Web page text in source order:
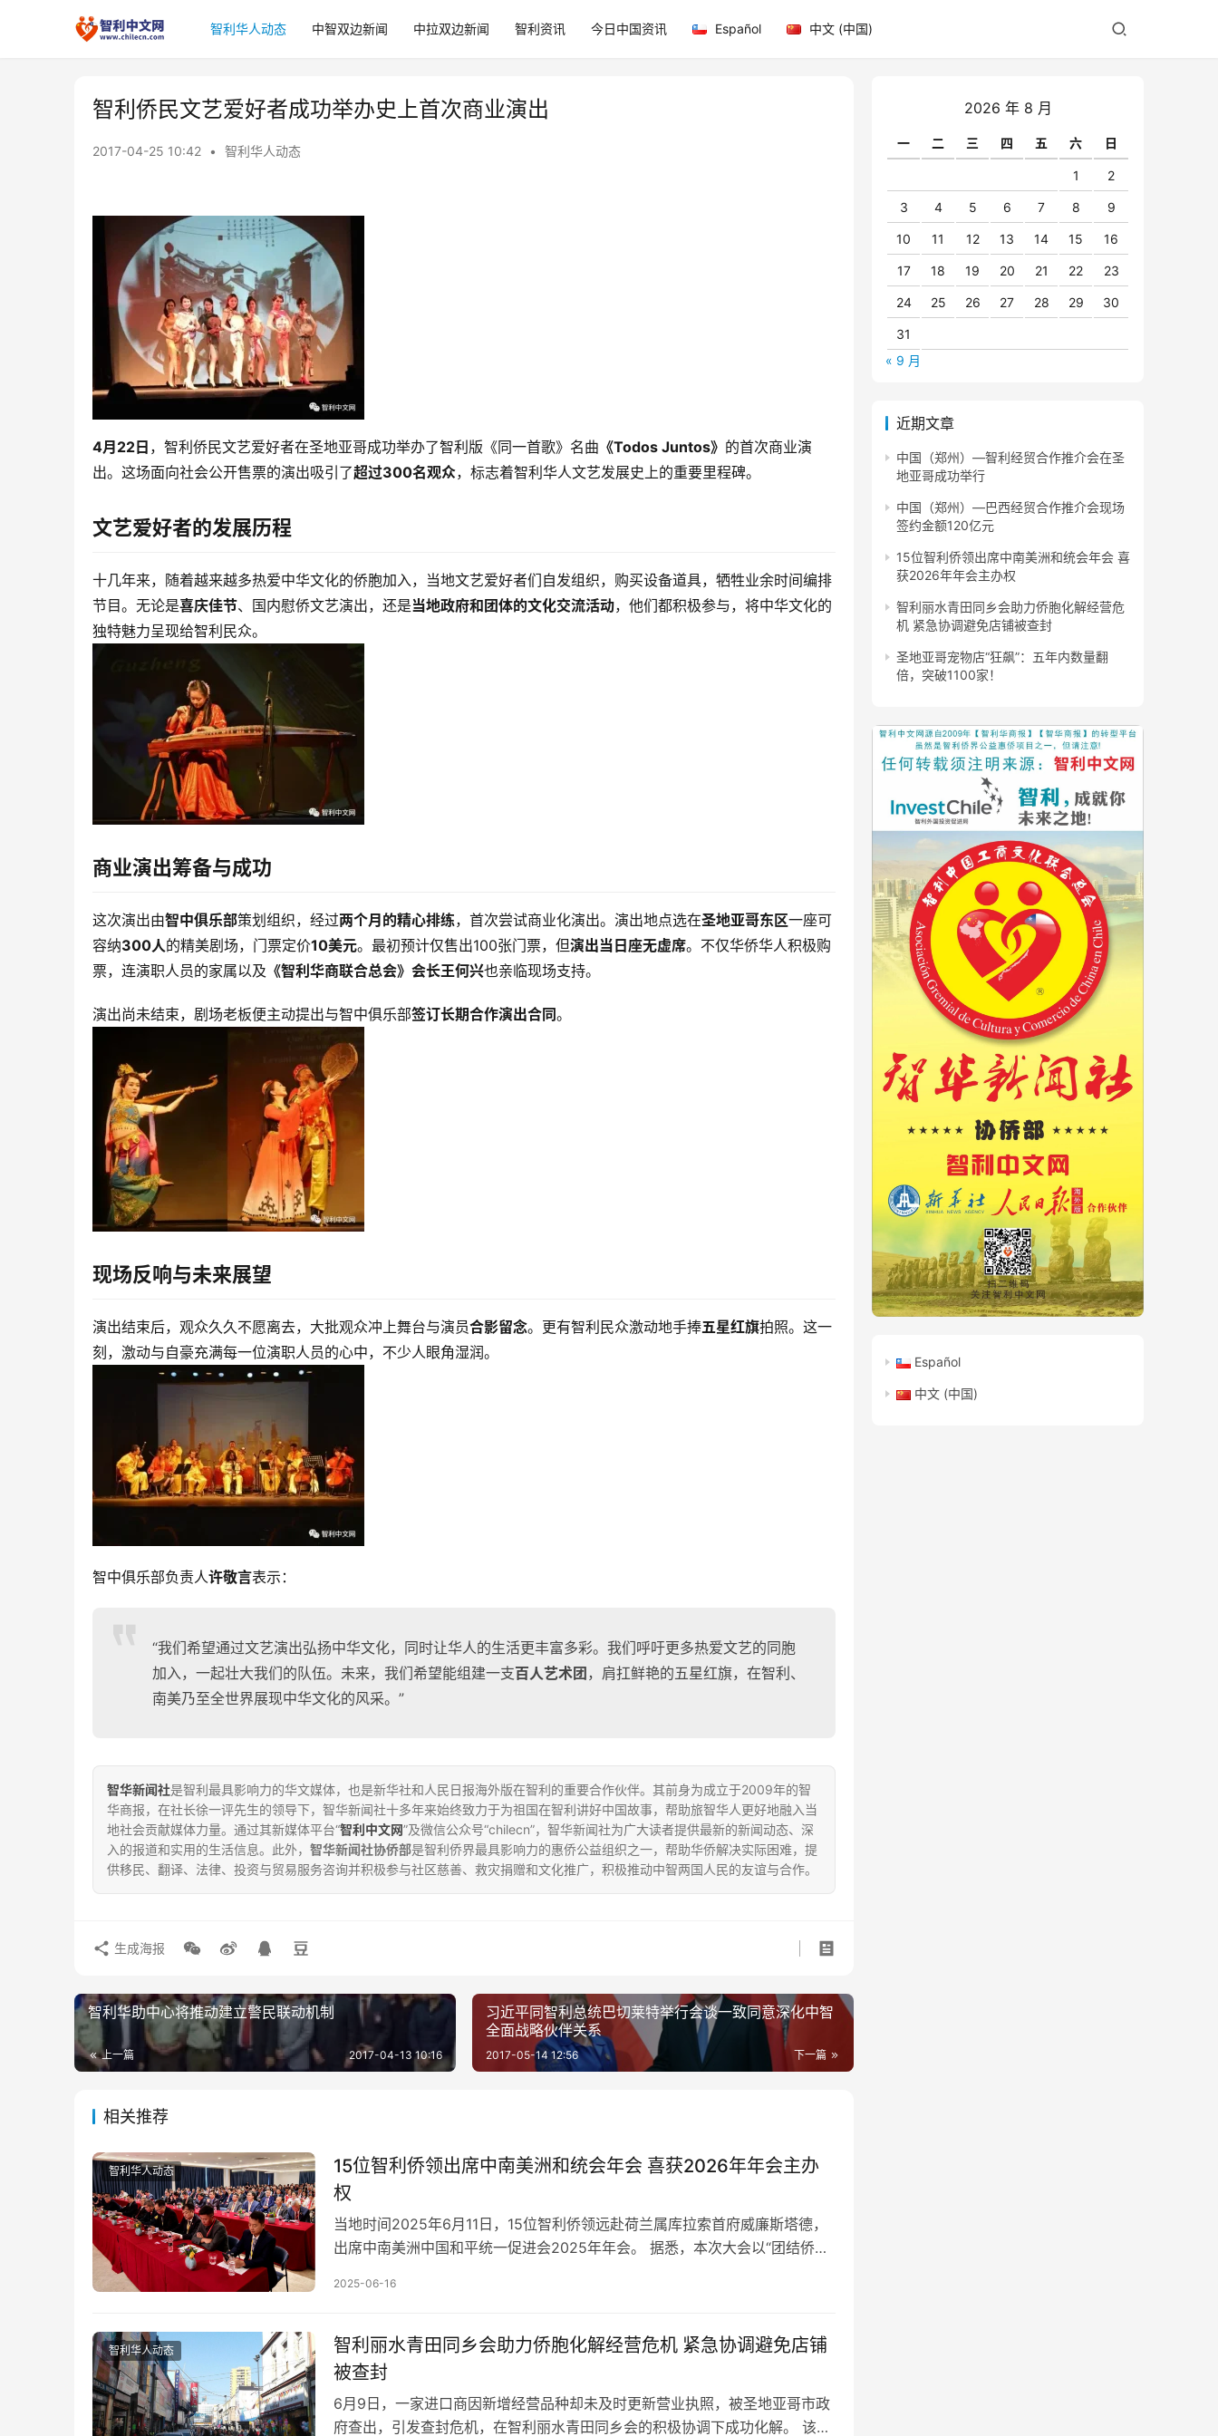
智利华人动态 中智双边新闻 中拉双边新闻 智利资讯 今日中国资讯 Español 中文 (中国)
智利侨民文艺爱好者成功举办史上首次商业演出
2017-04-25 10:42 • 智利华人动态
4月22日 ，智利侨民文艺爱好者在圣地亚哥成功举办了智利版《同一首歌》名曲 《Todos Juntos》 的首次商业演
出。这场面向社会公开售票的演出吸引了超过300名观众，标志着智利华人文艺发展史上的重要里程碑。
文艺爱好者的发展历程
十几年来，随着越来越多热爱中华文化的侨胞加入，当地文艺爱好者们自发组织，购买设备道具，牺牲业余时间编排
节目。无论是喜庆佳节、国内慰侨文艺演出，还是当地政府和团体的文化交流活动，他们都积极参与，将中华文化的
独特魅力呈现给智利民众。
商业演出筹备与成功
这次演出由智中俱乐部策划组织，经过两个月的精心排练，首次尝试商业化演出。演出地点选在圣地亚哥东区一座可
容纳300人的精美剧场，门票定价10美元。最初预计仅售出100张门票，但演出当日座无虚席。不仅华侨华人积极购
票，连演职人员的家属以及 《智利华商联合总会》会长王何兴也亲临现场支持。
演出尚未结束，剧场老板便主动提出与智中俱乐部签订长期合作演出合同。
现场反响与未来展望
演出结束后，观众久久不愿离去，大批观众冲上舞台与演员合影留念。更有智利民众激动地手捧五星红旗拍照。这一
刻，激动与自豪充满每一位演职人员的心中，不少人眼角湿润。
智中俱乐部负责人许敬言表示：
“我们希望通过文艺演出弘扬中华文化，同时让华人的生活更丰富多彩。我们呼吁更多热爱文艺的同胞
加入，一起壮大我们的队伍。未来，我们希望能组建一支百人艺术团 ，肩扛鲜艳的五星红旗，在智利、
南美乃至全世界展现中华文化的风采。”
智华新闻社是智利最具影响力的华文媒体，也是新华社和人民日报海外版在智利的重要合作伙伴。其前身为成立于2009年的智
华商报，在社长徐一评先生的领导下，智华新闻社十多年来始终致力于为祖国在智利讲好中国故事，帮助旅智华人更好地融入当
地社会贡献媒体力量。通过其新媒体平台“智利中文网”及微信公众号“chilecn”，智华新闻社为广大读者提供最新的新闻动态、深
入的报道和实用的生活信息。此外， 智华新闻社协侨部是智利侨界最具影响力的惠侨公益组织之一，帮助华侨解决实际困难，提
供移民、翻译、法律、投资与贸易服务咨询并积极参与社区慈善、救灾捐赠和文化推广，积极推动中智两国人民的友谊与合作。
生成海报
智利华助中心将推动建立警民联动机制
上一篇 2017-04-13 10:16
习近平同智利总统巴切莱特举行会谈一致同意深化中智
全面战略伙伴关系
下一篇
2017-05-14 12:56
相关推荐
智利华人动态
15位智利侨领出席中南美洲和统会年会 喜获2026年年会主办
权
当地时间2025年6月11日，15位智利侨领远赴荷兰属库拉索首府威廉斯塔德，
出席中南美洲中国和平统一促进会2025年年会。 据悉，本次大会以“团结侨界
2025-06-16
智利华人动态
智利丽水青田同乡会助力侨胞化解经营危机 紧急协调避免店铺
被查封
6月9日，一家进口商因新增经营品种却未及时更新营业执照，被圣地亚哥市政
府查出，引发查封危机，在智利丽水青田同乡会的积极协调下成功化解。 该进
2026 年 8 月
一 二 三 四 五 六 日
1 2
3 4 5 6 7 8 9
10 11 12 13 14 15 16
17 18 19 20 21 22 23
24 25 26 27 28 29 30
31
« 9 月
近期文章
中国（郑州）—智利经贸合作推介会在圣
地亚哥成功举行
中国（郑州）—巴西经贸合作推介会现场
签约金额120亿元
15位智利侨领出席中南美洲和统会年会 喜
获2026年年会主办权
智利丽水青田同乡会助力侨胞化解经营危
机 紧急协调避免店铺被查封
圣地亚哥宠物店“狂飙”：五年内数量翻
倍，突破1100家！
Español
中文 (中国)